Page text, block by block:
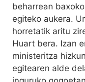
beharrean
egiteko aukera.
horretatik aritu
Huart bera. Izan
ministeritza
egitearen alde